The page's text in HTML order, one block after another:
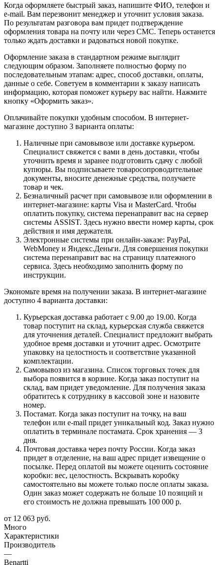
Когда оформляете быстрый заказ, напишите ФИО, телефон и
e-mail. Вам перезвонит менеджер и уточнит условия заказа.
По результатам разговора вам придет подтверждение
оформления товара на почту или через СМС. Теперь останется
только ждать доставки и радоваться новой покупке.
Оформление заказа в стандартном режиме выглядит
следующим образом. Заполняете полностью форму по
последовательным этапам: адрес, способ доставки, оплаты,
данные о себе. Советуем в комментарии к заказу написать
информацию, которая поможет курьеру вас найти. Нажмите
кнопку «Оформить заказ».
Оплачивайте покупки удобным способом. В интернет-
магазине доступно 3 варианта оплаты:
Наличные при самовывозе или доставке курьером.
Специалист свяжется с вами в день доставки, чтобы
уточнить время и заранее подготовить сдачу с любой
купюры. Вы подписываете товаросопроводительные
документы, вносите денежные средства, получаете
товар и чек.
Безналичный расчет при самовывозе или оформлении в
интернет-магазине: карты Visa и MasterCard. Чтобы
оплатить покупку, система перенаправит вас на сервер
системы ASSIST. Здесь нужно ввести номер карты, срок
действия и имя держателя.
Электронные системы при онлайн-заказе: PayPal,
WebMoney и Яндекс.Деньги. Для совершения покупки
система перенаправит вас на страницу платежного
сервиса. Здесь необходимо заполнить форму по
инструкции.
Экономьте время на получении заказа. В интернет-магазине
доступно 4 варианта доставки:
Курьерская доставка работает с 9.00 до 19.00. Когда
товар поступит на склад, курьерская служба свяжется
для уточнения деталей. Специалист предложит выбрать
удобное время доставки и уточнит адрес. Осмотрите
упаковку на целостность и соответствие указанной
комплектации.
Самовывоз из магазина. Список торговых точек для
выбора появится в корзине. Когда заказ поступит на
склад, вам придет уведомление. Для получения заказа
обратитесь к сотруднику в кассовой зоне и назовите
номер.
Постамат. Когда заказ поступит на точку, на ваш
телефон или e-mail придет уникальный код. Заказ нужно
оплатить в терминале постамата. Срок хранения — 3
дня.
Почтовая доставка через почту России. Когда заказ
придет в отделение, на ваш адрес придет извещение о
посылке. Перед оплатой вы можете оценить состояние
коробки: вес, целостность. Вскрывать коробку
самостоятельно вы можете только после оплаты заказа.
Один заказ может содержать не больше 10 позиций и
его стоимость не должна превышать 100 000 р.
от 12 063 руб.
Много
Характеристики
Производитель
—
Benartti